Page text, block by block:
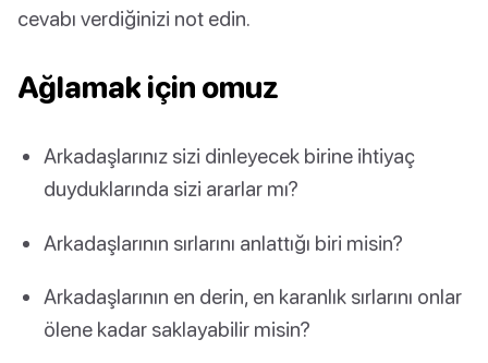
cevabı verdiğinizi not edin.
Ağlamak için omuz
Arkadaşlarınız sizi dinleyecek birine ihtiyaç
duyduklarında sizi ararlar mı?
Arkadaşlarının sırlarını anlattığı biri misin?
Arkadaşlarının en derin, en karanlık sırlarını onlar
ölene kadar saklayabilir misin?